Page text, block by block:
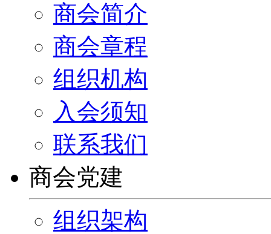
商会简介
商会章程
组织机构
入会须知
联系我们
商会党建
组织架构